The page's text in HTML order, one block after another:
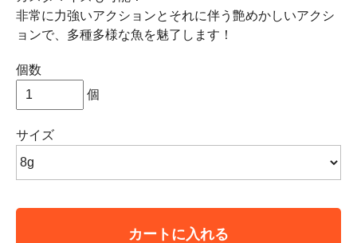
非常に力強いアクションとそれに伴う艶めかしいアクシ
ョンで、多種多様な魚を魅了します！
個数
個
サイズ
カートに入れる